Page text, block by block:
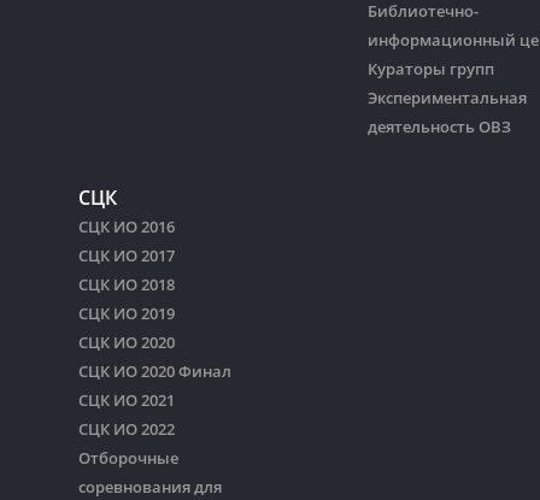
Библиотечно-
информационный
Кураторы групп
Экспериментальная
деятельность ОВЗ
СЦК
СЦК ИО 2016
СЦК ИО 2017
СЦК ИО 2018
СЦК ИО 2019
СЦК ИО 2020
СЦК ИО 2020 Финал
СЦК ИО 2021
СЦК ИО 2022
Отборочные
соревнования для